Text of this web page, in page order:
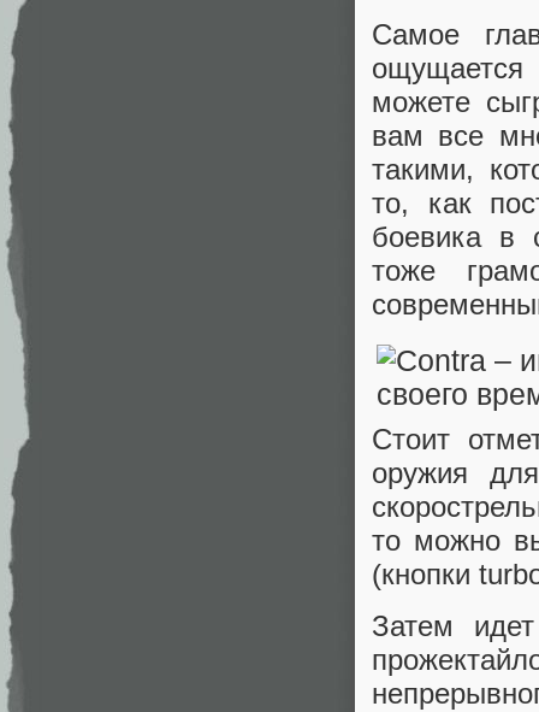
Самое
можете
вам все
такими,
то, как
боевика в
тоже
Стоит
оружия
то можно
(кнопки
Затем